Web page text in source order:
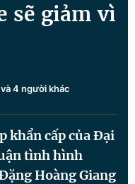
sẽ giảm vì
và 4 người khác
khẩn cấp của Đại
tình hình
Hoàng Giang